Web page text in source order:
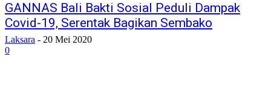
GANNAS Bali Bakti Sosial Peduli Dampak
Covid-19, Serentak Bagikan Sembako
Laksara - 20 Mei 2020
0